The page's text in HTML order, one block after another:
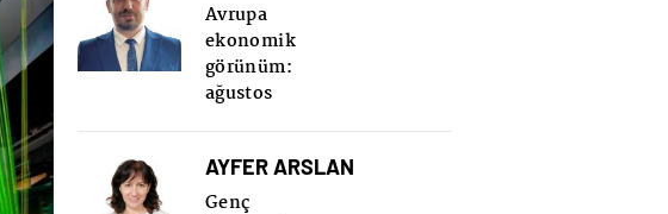
Avrupa
ekonomik
görünüm:
ağustos
AYFER ARSLAN
Genç